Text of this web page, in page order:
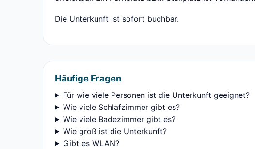
Die Unterkunft ist sofort buchbar.
Häufige Fragen
Für wie viele Personen ist die Unterkunft geeignet?
Wie viele Schlafzimmer gibt es?
Wie viele Badezimmer gibt es?
Wie groß ist die Unterkunft?
Gibt es WLAN?